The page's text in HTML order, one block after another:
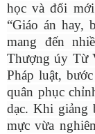
học và đổi
“Giáo án hay,
mang đến
Thượng úy Từ
Pháp luật,
quân phục
dạc. Khi giảng
mực vừa